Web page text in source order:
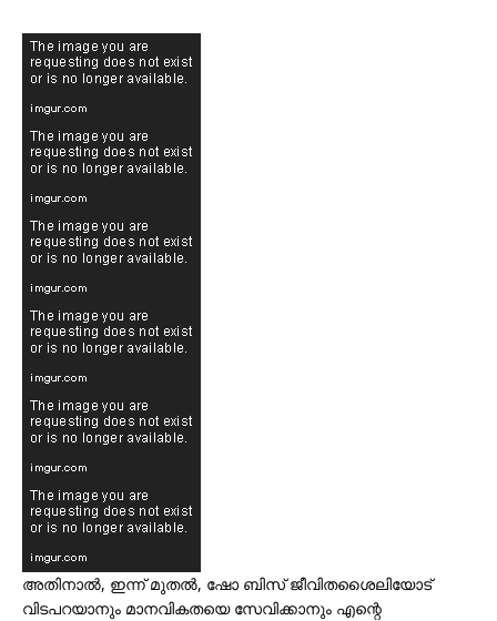
അതിനാൽ, ഇന്ന് മുതൽ, ഷോ ബിസ് ജീവിതശൈലിയോട്
വിടപറയാനും മാനവികതയെ സേവിക്കാനും എന്റെ